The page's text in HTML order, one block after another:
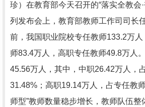
珍）在教育部今天召开的“落实全教会
列发布会上，教育部教师工作司司长
前，我国职业院校专任教师133.2万
师83.4万人，高职专任教师49.8万人
45.56万人，其中，中职26.42万人，
31.48%；高职19.14万人，占专任教
师型”教师数量稳步增长，教师队伍整